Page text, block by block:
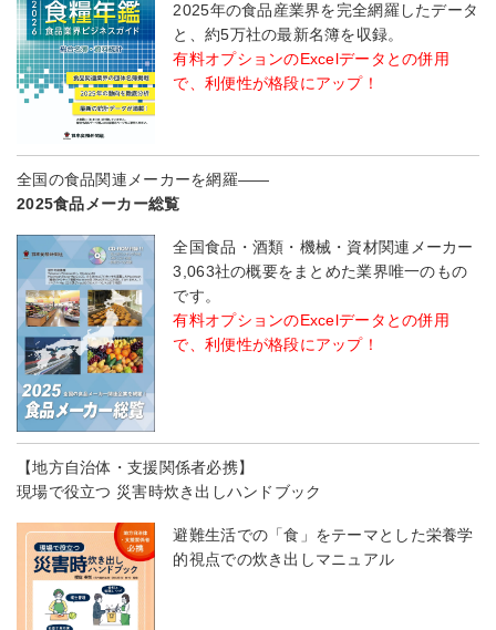
2025年の食品産業界を完全網羅したデータ
と、約5万社の最新名簿を収録。
有料オプションのExcelデータとの併用
で、利便性が格段にアップ！
全国の食品関連メーカーを網羅――
2025食品メーカー総覧
全国食品・酒類・機械・資材関連メーカー
3,063社の概要をまとめた業界唯一のもの
です。
有料オプションのExcelデータとの併用
で、利便性が格段にアップ！
【地方自治体・支援関係者必携】
現場で役立つ 災害時炊き出しハンドブック
避難生活での「食」をテーマとした栄養学
的視点での炊き出しマニュアル